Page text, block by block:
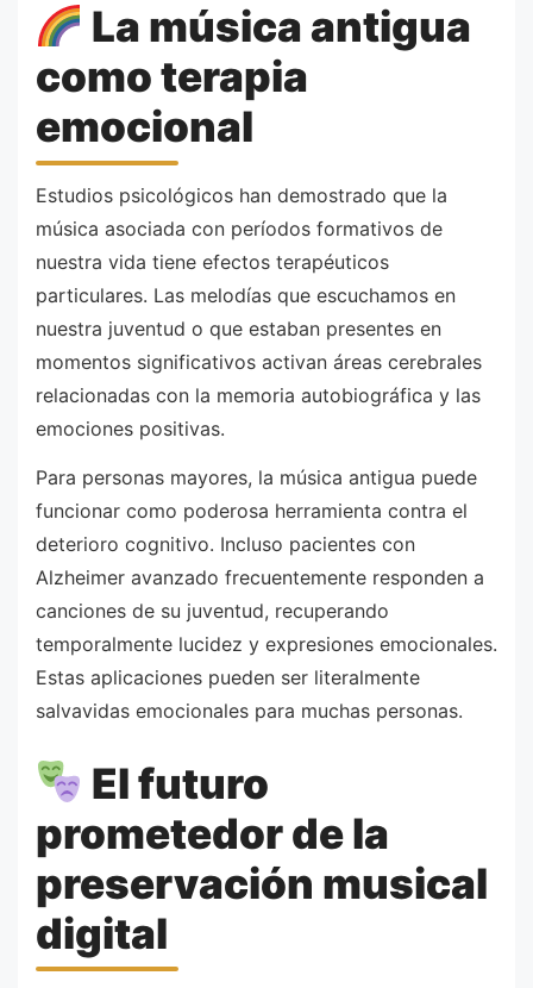
La música antigua
como terapia
emocional
Estudios psicológicos han demostrado que la
música asociada con períodos formativos de
nuestra vida tiene efectos terapéuticos
particulares. Las melodías que escuchamos en
nuestra juventud o que estaban presentes en
momentos significativos activan áreas cerebrales
relacionadas con la memoria autobiográfica y las
emociones positivas.
Para personas mayores, la música antigua puede
funcionar como poderosa herramienta contra el
deterioro cognitivo. Incluso pacientes con
Alzheimer avanzado frecuentemente responden a
canciones de su juventud, recuperando
temporalmente lucidez y expresiones emocionales.
Estas aplicaciones pueden ser literalmente
salvavidas emocionales para muchas personas.
El futuro
prometedor de la
preservación musical
digital